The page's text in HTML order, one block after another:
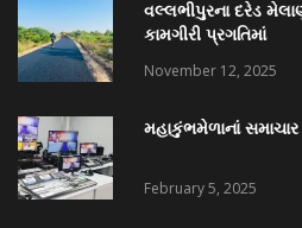
વલ્લભીપુરના દરેડ
કામગીરી પ્રગતિમાં
November 12, 2025
મહાકુંભમેળાનાં
February 5, 2025